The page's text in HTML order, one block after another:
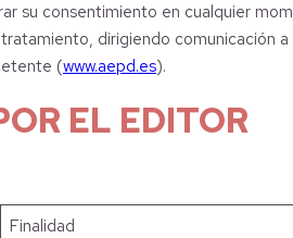
su consentimiento en cualquier
dirigiendo comunicación a
(www.aepd.es).
EL EDITOR
Finalidad